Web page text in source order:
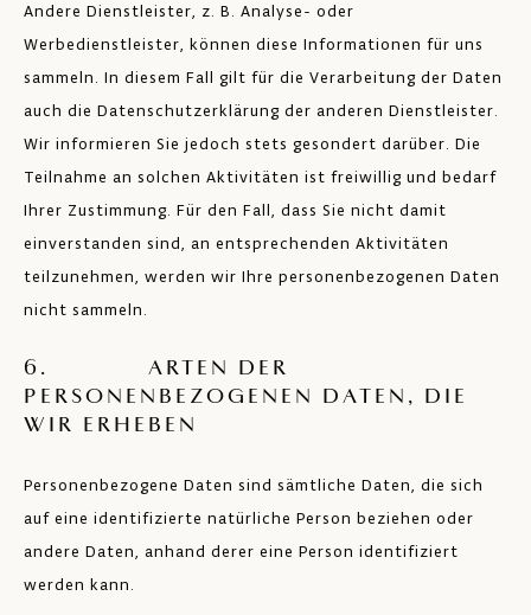
Andere Dienstleister, z. B. Analyse- oder
Werbedienstleister, können diese Informationen für uns
sammeln. In diesem Fall gilt für die Verarbeitung der Daten
auch die Datenschutzerklärung der anderen Dienstleister.
Wir informieren Sie jedoch stets gesondert darüber. Die
Teilnahme an solchen Aktivitäten ist freiwillig und bedarf
Ihrer Zustimmung. Für den Fall, dass Sie nicht damit
einverstanden sind, an entsprechenden Aktivitäten
teilzunehmen, werden wir Ihre personenbezogenen Daten
nicht sammeln.
6. ARTEN DER
PERSONENBEZOGENEN DATEN, DIE
WIR ERHEBEN
Personenbezogene Daten sind sämtliche Daten, die sich
auf eine identifizierte natürliche Person beziehen oder
andere Daten, anhand derer eine Person identifiziert
werden kann.